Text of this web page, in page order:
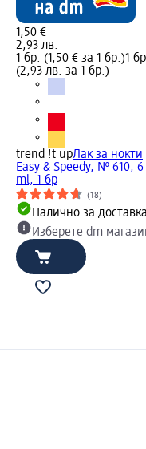
1,50 €
2,93 лв.
1 бр. (1,50 € за 1 бр.)1
(2,93 лв. за 1 бр.)
trend !t upЛак за нокти
Easy & Speedy, № 610, 6
ml, 1 бр
(18)
Налично за доставка
Изберете dm